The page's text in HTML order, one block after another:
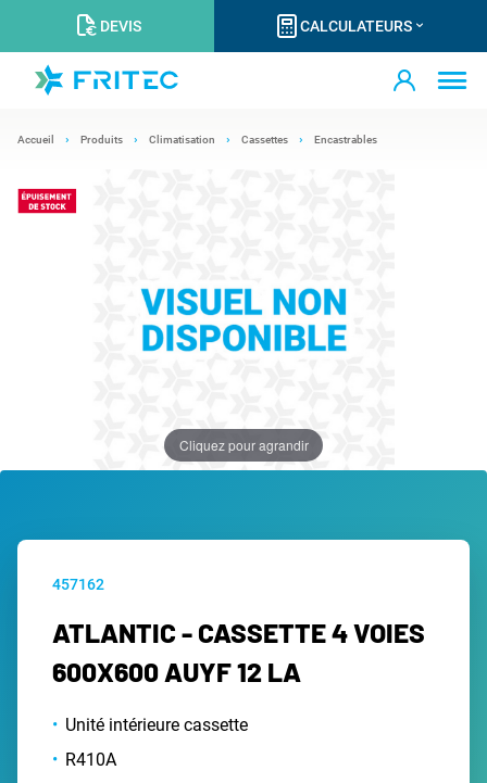
DEVIS CALCULATEURS
Accueil Produits Climatisation Cassettes Encastrables
Cliquez pour agrandir
457162
ATLANTIC - CASSETTE 4 VOIES
600X600 AUYF 12 LA
Unité intérieure cassette
R410A